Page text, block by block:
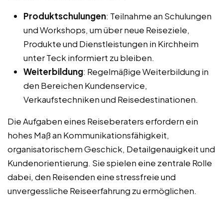
Produktschulungen: Teilnahme an Schulungen
und Workshops, um über neue Reiseziele,
Produkte und Dienstleistungen in Kirchheim
unter Teck informiert zu bleiben.
Weiterbildung: Regelmäßige Weiterbildung in
den Bereichen Kundenservice,
Verkaufstechniken und Reisedestinationen.
Die Aufgaben eines Reiseberaters erfordern ein
hohes Maß an Kommunikationsfähigkeit,
organisatorischem Geschick, Detailgenauigkeit und
Kundenorientierung. Sie spielen eine zentrale Rolle
dabei, den Reisenden eine stressfreie und
unvergessliche Reiseerfahrung zu ermöglichen.